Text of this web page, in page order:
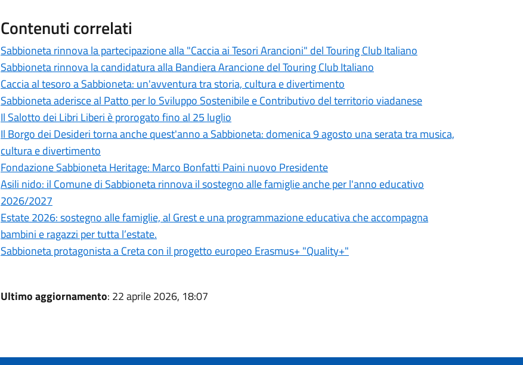
Contenuti correlati
Sabbioneta rinnova la partecipazione alla "Caccia ai Tesori Arancioni" del Touring Club Italiano
Sabbioneta rinnova la candidatura alla Bandiera Arancione del Touring Club Italiano
Caccia al tesoro a Sabbioneta: un'avventura tra storia, cultura e divertimento
Sabbioneta aderisce al Patto per lo Sviluppo Sostenibile e Contributivo del territorio viadanese
Il Salotto dei Libri Liberi è prorogato fino al 25 luglio
Il Borgo dei Desideri torna anche quest'anno a Sabbioneta: domenica 9 agosto una serata tra musica,
cultura e divertimento
Fondazione Sabbioneta Heritage: Marco Bonfatti Paini nuovo Presidente
Asili nido: il Comune di Sabbioneta rinnova il sostegno alle famiglie anche per l'anno educativo
2026/2027
Estate 2026: sostegno alle famiglie, al Grest e una programmazione educativa che accompagna
bambini e ragazzi per tutta l’estate.
Sabbioneta protagonista a Creta con il progetto europeo Erasmus+ "Quality+"
Ultimo aggiornamento: 22 aprile 2026, 18:07